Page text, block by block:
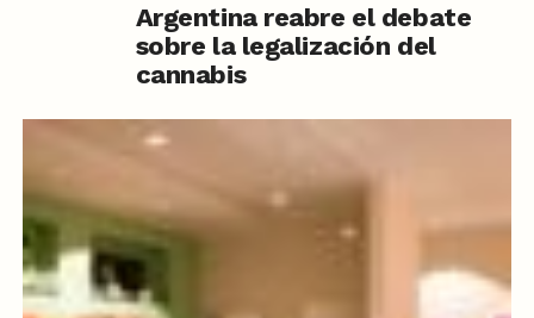
Argentina reabre el debate
sobre la legalización del
cannabis